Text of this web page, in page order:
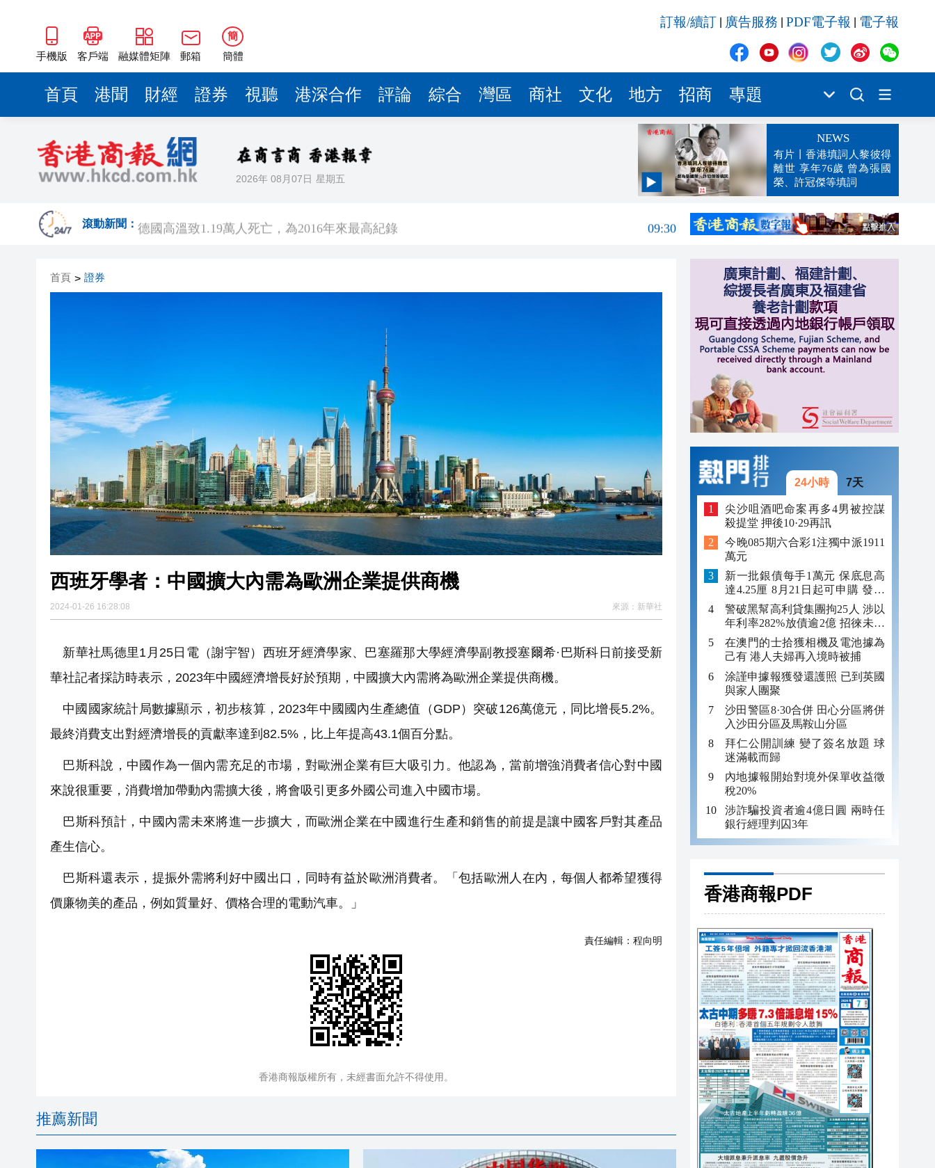
手機版 客戶端 融媒體矩陣 郵箱
簡
簡體
訂報/續訂 廣告服務 PDF電子報 電子報
首頁 港聞 財經 證券 視聽 港深合作 評論 綜合 灣區 商社 文化 地方 招商 專題
2026年 08月07日 星期五
NEWS
有片丨香港填詞人黎彼得
離世 享年76歲 曾為張國
榮、許冠傑等填詞
滾動新聞：
09:32
德國高溫致1.19萬人死亡，為2016年來最高紀錄
09:30
【經濟點評】7月樓市急凍：是趨勢逆轉，還是多因素特例？
特朗普簽署總統令，對多晶矽加徵關稅
首頁 > 證券
西班牙學者：中國擴大內需為歐洲企業提供商機
2024-01-26 16:28:08 來源： 新華社
新華社馬德里1月25日電（謝宇智）西班牙經濟學家、巴塞羅那大學經濟學副教授塞爾希·巴斯科日前接受新
華社記者採訪時表示，2023年中國經濟增長好於預期，中國擴大內需將為歐洲企業提供商機。
中國國家統計局數據顯示，初步核算，2023年中國國內生產總值（GDP）突破126萬億元，同比增長5.2%。
最終消費支出對經濟增長的貢獻率達到82.5%，比上年提高43.1個百分點。
巴斯科說，中國作為一個內需充足的市場，對歐洲企業有巨大吸引力。他認為，當前增強消費者信心對中國
來說很重要，消費增加帶動內需擴大後，將會吸引更多外國公司進入中國市場。
巴斯科預計，中國內需未來將進一步擴大，而歐洲企業在中國進行生產和銷售的前提是讓中國客戶對其產品
產生信心。
巴斯科還表示，提振外需將利好中國出口，同時有益於歐洲消費者。「包括歐洲人在內，每個人都希望獲得
價廉物美的產品，例如質量好、價格合理的電動汽車。」
責任編輯： 程向明
香港商報版權所有，未經書面允許不得使用。
推薦新聞
24小時 7天
尖沙咀酒吧命案再多4男被控謀
殺提堂 押後10·29再訊
今晚085期六合彩1注獨中派1911
萬元
新一批銀債每手1萬元 保底息高
達4.25厘 8月21日起可申購 發行
金額最多550億
警破黑幫高利貸集團拘25人 涉以
年利率282%放債逾2億 招徠未成
年追數
在澳門的士拾獲相機及電池據為
己有 港人夫婦再入境時被捕
涂謹申據報獲發還護照 已到英國
與家人團聚
沙田警區8·30合併 田心分區將併
入沙田分區及馬鞍山分區
拜仁公開訓練 變了簽名放題 球
迷滿載而歸
內地據報開始對境外保單收益徵
稅20%
涉詐騙投資者逾4億日圓 兩時任
銀行經理判囚3年
香港商報PDF